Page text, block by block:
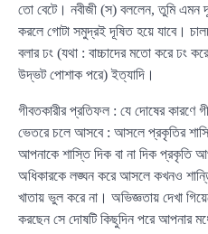
তো বেটে। নবীজী (স) বললেন, তুমি এমন
করলে গোটা সমুদ্রই দূষিত হয়ে যাবে।
বলার ঢং (যথা : বাচ্চাদের মতো করে ঢং
উদ্ভট পোশাক পরে) ইত্যাদি।
গীবতকারীর প্রতিফল : যে দোষের
ভেতরে চলে আসবে : আসলে প্রকৃতির
আপনাকে শাস্তি দিক বা না দিক প্রকৃতি
অধিকারকে লঙ্ঘন করে আসলে কখনও
খাতায় ভুল করে না। অভিজ্ঞতায় দেখা
করছেন সে দোষটি কিছুদিন পরে আপনার